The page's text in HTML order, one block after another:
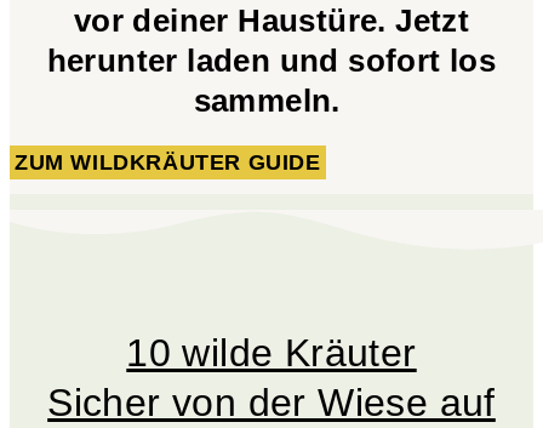
vor deiner Haustüre. Jetzt
herunter laden und sofort los
sammeln.
ZUM WILDKRÄUTER GUIDE
10 wilde Kräuter
Sicher von der Wiese auf